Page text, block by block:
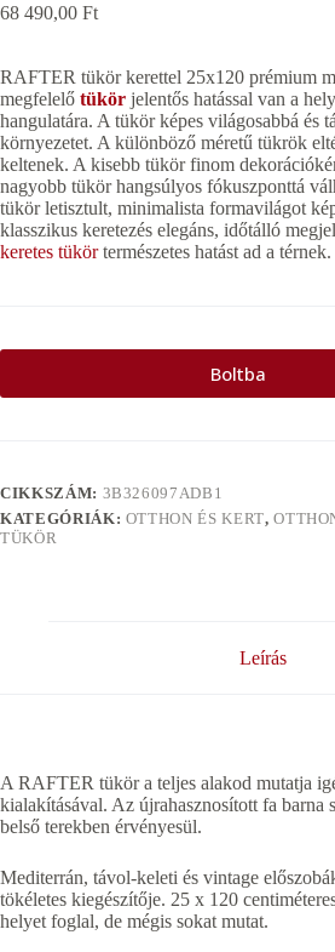
68 490,00 Ft
RAFTER tükör kerettel 25x120 prémium
megfelelő tükör jelentős hatással van a
hangulatára. A tükör képes világosabbá és
környezetet. A különböző méretű tükrök
keltenek. A kisebb tükör finom
nagyobb tükör hangsúlyos fókuszponttá
tükör letisztult, minimalista formavilágot
klasszikus keretezés elegáns, időtálló
keretes tükörtermészetes hatást ad a térnek.
Boltba
CIKKSZÁM: 3B326097ADB1
KATEGÓRIÁK: OTTHON ÉS KERT,
TÜKÖR
Leírás
A RAFTER tükör a teljes alakod mutatja
kialakításával. Az újrahasznosított fa barna
belső terekben érvényesül.
Mediterrán, távol-keleti és vintage
tökéletes kiegészítője. 25 x 120
helyet foglal, de mégis sokat mutat.